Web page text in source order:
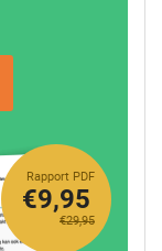
Rapport PDF
€29,95
€9,95